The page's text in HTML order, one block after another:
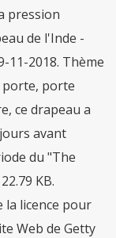
pression
de l'Inde -
11-2018. Thème
porte
ce drapeau a
avant
du "The
KB.
la licence pour
Web de Getty